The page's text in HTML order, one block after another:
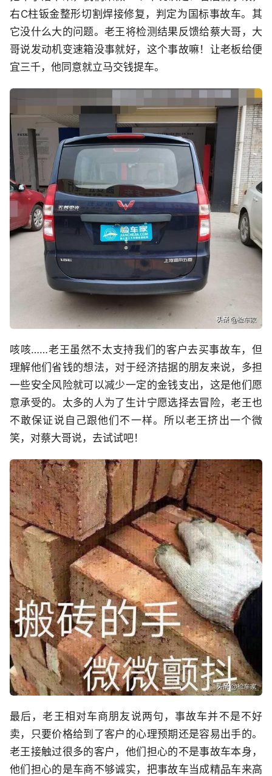
右C柱钣金整形切割焊接修复，判定为国标事故车。其
它没什么大的问题。老王将检测结果反馈给蔡大哥，大
哥说发动机变速箱没事就好，这个事故嘛！让老板给便
宜三千，他同意就立马交钱提车。
咳咳……老王虽然不太支持我们的客户去买事故车，但
理解他们省钱的想法，对于经济拮据的朋友来说，多担
一些安全风险就可以减少一定的金钱支出，这是他们愿
意承受的。太多的人为了生计宁愿选择去冒险，老王也
不敢保证说自己跟他们不一样。所以老王挤出一个微
笑，对蔡大哥说，去试试吧！
最后，老王相对车商朋友说两句，事故车并不是不好
卖，只要价格给到了客户的心理预期还是容易出手的。
老王接触过很多的客户，他们担心的不是事故车本身，
他们担心的是车商不够诚实，把事故车当成精品车来高